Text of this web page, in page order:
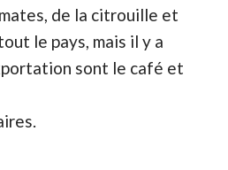
de la citrouille et
le pays, mais il y a
sont le café et